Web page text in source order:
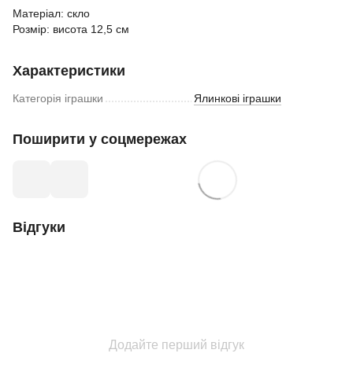
Матеріал: скло
Розмір: висота 12,5 см
Характеристики
Категорія іграшки Ялинкові іграшки
Поширити у соцмережах
Відгуки
Додайте перший відгук